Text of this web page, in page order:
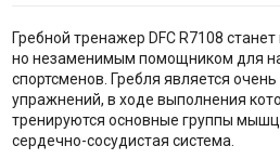
Гребной тренажер DFC R7108
но незаменимым помощником для
спортсменов. Гребля является
упражнений, в ходе выполнения
тренируются основные группы мышц
сердечно-сосудистая система.